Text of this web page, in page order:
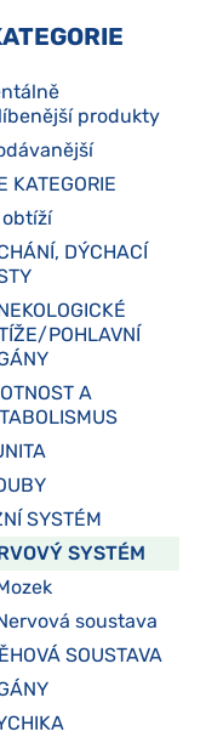
produkty
KATEGORIE
obtíží
DÝCHACÍ
POHLAVNÍ
A
SYSTÉM
SYSTÉM
soustava
SOUSTAVA